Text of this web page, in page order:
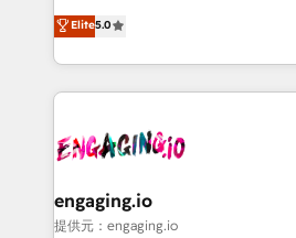
prospecting, follow-ups, service
knowledge retrieval—built in HubSpot. ⚡
advanced optimization & adoption 📍 São Paulo,
• Des Moines, IA • New York, NY
previsibilidade de receita. Combinamos Revenue
Operations (RevOps) e
estruturar processos integrar
dados e automatizar
operacional de receita
Também somos distribuidores
e de mais de 150 softwares
Elite5.0
engaging.io
提供元：engaging.io